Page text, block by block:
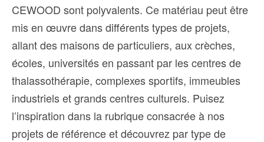
CEWOOD sont polyvalents. Ce matériau peut être
mis en œuvre dans différents types de projets,
allant des maisons de particuliers, aux crèches,
écoles, universités en passant par les centres de
thalassothérapie, complexes sportifs, immeubles
industriels et grands centres culturels. Puisez
l’inspiration dans la rubrique consacrée à nos
projets de référence et découvrez par type de